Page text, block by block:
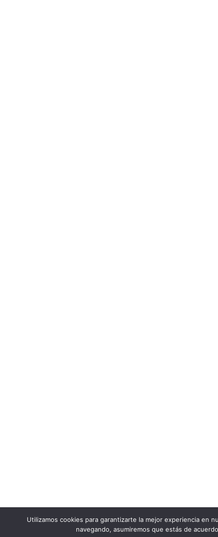
Utilizamos cookies para garantizarte la mejor experiencia en
navegando, asumiremos que estás de